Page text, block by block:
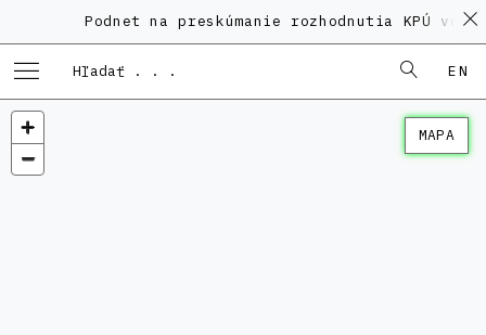
Podnet na preskúmanie rozhodnutia KPÚ vo
EN
MAPA